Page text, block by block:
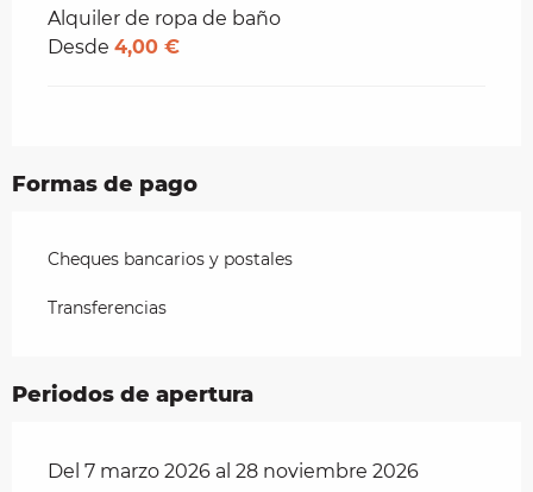
Alquiler de ropa de baño
Desde 4,00 €
Formas de pago
Cheques bancarios y postales
Transferencias
Periodos de apertura
Del 7 marzo 2026 al 28 noviembre 2026